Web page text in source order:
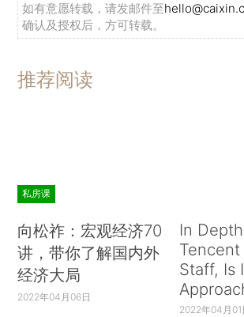
如有意愿转载，请发邮件至
确认及授权后，方可转载。
推荐阅读
私房课
向松祚：宏观经济70
讲，带你了解国内外
经济大局
2022年04月06日
In
Staff, Is
2022年04月01